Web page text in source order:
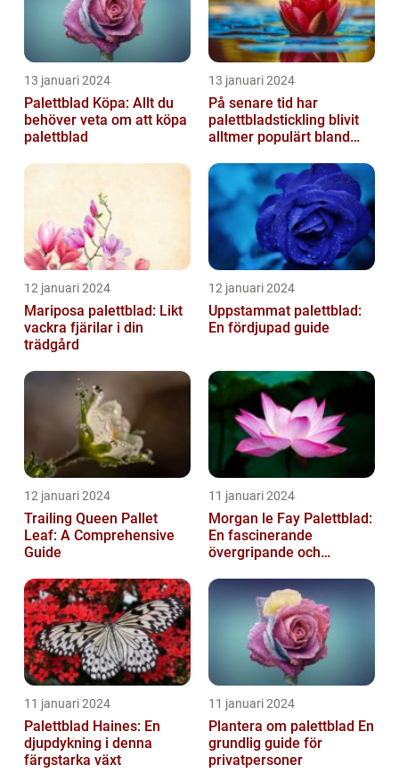
13 januari 2024
Palettblad Köpa: Allt du
behöver veta om att köpa
palettblad
13 januari 2024
På senare tid har
palettbladstickling blivit
alltmer populärt bland
12 januari 2024
Mariposa palettblad: Likt
vackra fjärilar i din
trädgård
12 januari 2024
Uppstammat palettblad:
En fördjupad guide
12 januari 2024
Trailing Queen Pallet
Leaf: A Comprehensive
Guide
11 januari 2024
Morgan le Fay Palettblad:
En fascinerande
övergripande och
11 januari 2024
Palettblad Haines: En
djupdykning i denna
färgstarka växt
11 januari 2024
Plantera om palettblad En
grundlig guide för
privatpersoner